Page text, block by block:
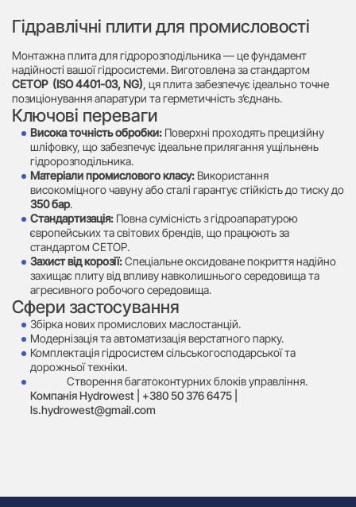
Гідравлічні плити для промисловості
Монтажна плита для гідророзподільника — це фундамент
надійності вашої гідросистеми. Виготовлена за стандартом
CETOP (ISO 4401-03, NG), ця плита забезпечує ідеально точне
позиціонування апаратури та герметичність з’єднань.
Ключові переваги
Висока точність обробки: Поверхні проходять прецизійну
шліфовку, що забезпечує ідеальне прилягання ущільнень
гідророзподільника.
Матеріали промислового класу: Використання
високоміцного чавуну або сталі гарантує стійкість до тиску до
350 бар.
Стандартизація: Повна сумісність з гідроапаратурою
європейських та світових брендів, що працюють за
стандартом CETOP.
Захист від корозії:Спеціальне оксидоване покриття надійно
захищає плиту від впливу навколишнього середовища та
агресивного робочого середовища.
Сфери застосування
Збірка нових промислових маслостанцій.
Модернізація та автоматизація верстатного парку.
Комплектація гідросистем сільськогосподарської та
дорожньої техніки.
Створення багатоконтурних блоків управління.
Компанія Hydrowest | +380 50 376 6475 |
ls.hydrowest@gmail.com